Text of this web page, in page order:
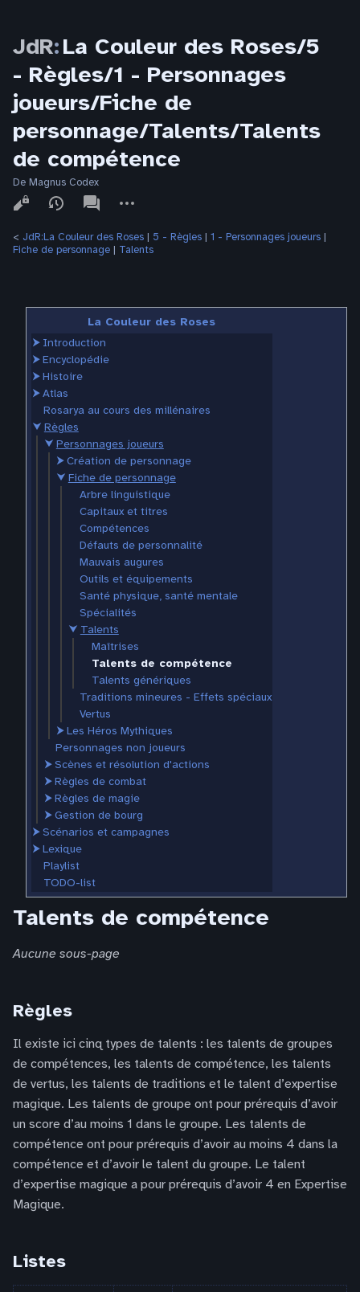
JdR:La Couleur des Roses/5
- Règles/1 - Personnages
joueurs/Fiche de
personnage/Talents/Talents
de compétence
De Magnus Codex
Affichages
associated-
pages
actions
< JdR:La Couleur des Roses ‎ | 5 - Règles ‎ | 1 - Personnages joueurs ‎ |
Fiche de personnage ‎ | Talents
La Couleur des Roses
⮞ Introduction
⮞Encyclopédie
⮞Histoire
⮞Atlas
Rosarya au cours des millénaires
⮟ Règles
⮟ Personnages joueurs
⮞Création de personnage
⮟ Fiche de personnage
Arbre linguistique
Capitaux et titres
Compétences
Défauts de personnalité
Mauvais augures
Outils et équipements
Santé physique, santé mentale
Spécialités
⮟ Talents
Maîtrises
Talents de compétence
Talents génériques
Traditions mineures - Effets spéciaux
Vertus
⮞Les Héros Mythiques
Personnages non joueurs
⮞Scènes et résolution d'actions
⮞Règles de combat
⮞Règles de magie
⮞Gestion de bourg
⮞Scénarios et campagnes
⮞Lexique
Playlist
TODO-list
Talents de compétence
Aucune sous-page
Règles
Il existe ici cinq types de talents : les talents de groupes
de compétences, les talents de compétence, les talents
de vertus, les talents de traditions et le talent d’expertise
magique. Les talents de groupe ont pour prérequis d’avoir
un score d’au moins 1 dans le groupe. Les talents de
compétence ont pour prérequis d’avoir au moins 4 dans la
compétence et d’avoir le talent du groupe. Le talent
d’expertise magique a pour prérequis d’avoir 4 en Expertise
Magique.
Listes